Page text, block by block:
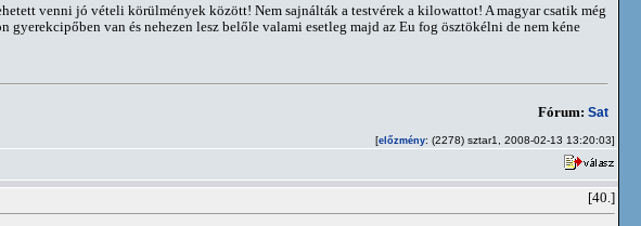
venni jó vételi körülmények között! Nem sajnálták a testvérek a kilowattot! A magyar csatik még
van és nehezen lesz belőle valami esetleg majd az Eu fog ösztökélni de nem kéne
Fórum: Sat
[előzmény: (2278) sztar1, 2008-02-13 13:20:03]
[40.]